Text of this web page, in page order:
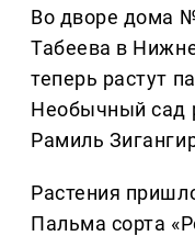
Во дворе дома
Табеева в
теперь растут
Необычный сад
Рамиль
Растения
Пальма сорта